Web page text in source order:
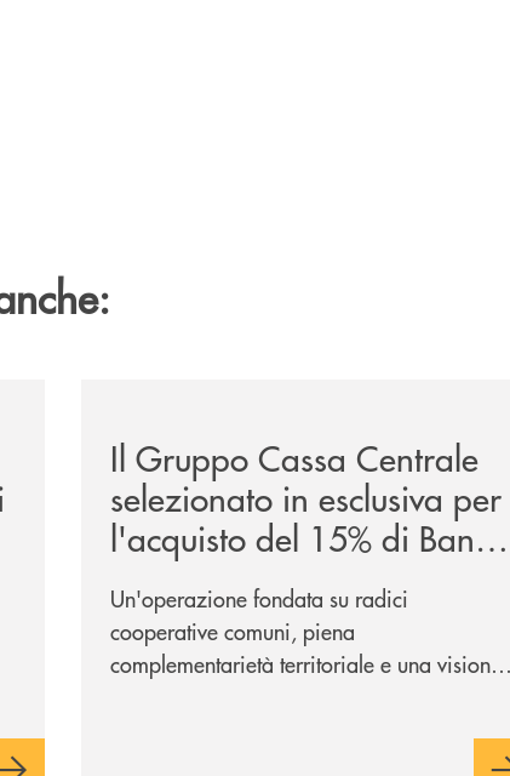
Il Gruppo Cassa Centrale
selezionato in esclusiva per
l'acquisto del 15% di Banca
Cambiano 1884
Un'operazione fondata su radici
cooperative comuni, piena
complementarietà territoriale e una visione